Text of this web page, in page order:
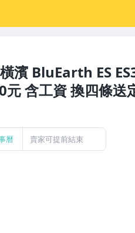
濱 BluEarth ES
含工資 換四條送
曆 賣家可提前結束